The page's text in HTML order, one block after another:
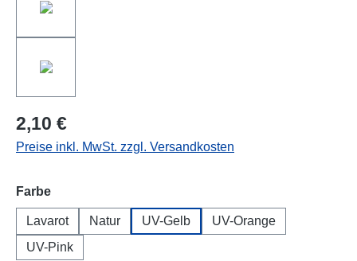
2,10 €
Preise inkl. MwSt. zzgl. Versandkosten
Farbeauswählen
Lavarot Natur UV-Gelb
UV-Orange
UV-Pink